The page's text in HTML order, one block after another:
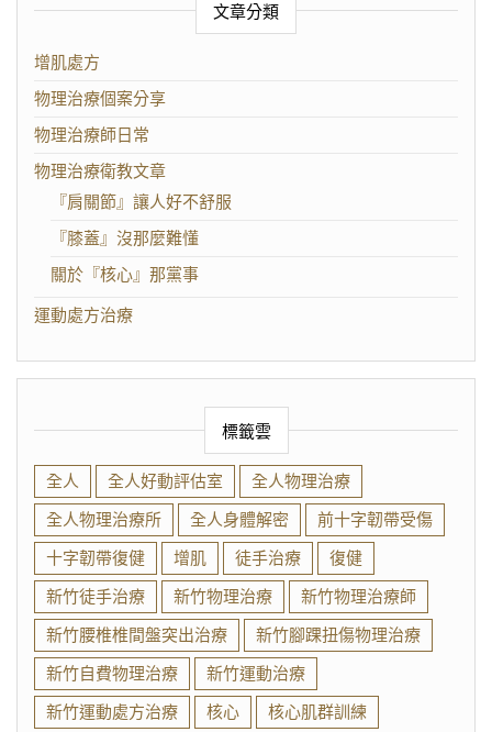
文章分類
增肌處方
物理治療個案分享
物理治療師日常
物理治療衛教文章
『肩關節』讓人好不舒服
『膝蓋』沒那麼難懂
關於『核心』那黨事
運動處方治療
標籤雲
全人 全人好動評估室
全人物理治療
全人物理治療所
全人身體解密
前十字韌帶受傷
十字韌帶復健
增肌 徒手治療
復健
新竹徒手治療
新竹物理治療
新竹物理治療師
新竹腰椎椎間盤突出治療
新竹腳踝扭傷物理治療
新竹自費物理治療
新竹運動治療
新竹運動處方治療
核心 核心肌群訓練